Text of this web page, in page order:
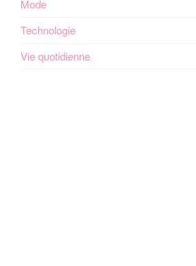
Mode
Technologie
Vie quotidienne